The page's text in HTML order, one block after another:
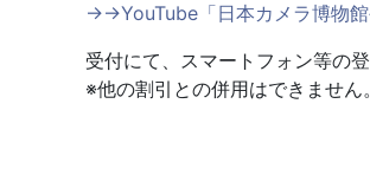
→→YouTube「日本カメラ博物
受付にて、スマートフォン等の
※他の割引との併用はできません